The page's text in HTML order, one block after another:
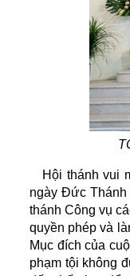
Hội thánh vui
ngày Đức Thánh
thánh Công vụ
quyền phép và
Mục đích của
phạm tội không